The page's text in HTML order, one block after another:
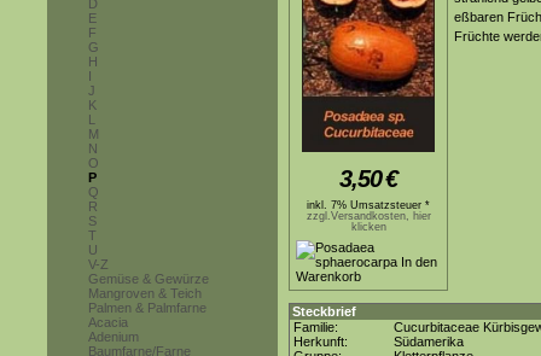
D
E
F
G
H
I
J
K
L
M
N
O
P
Q
R
S
T
U
V-Z
Gemüse & Gewürze
Mangroven & Teich
Palmen & Palmfarne
Acacia
Adenium
Baumfarne/Farne
3,50€
inkl. 7% Umsatzsteuer *
zzgl.Versandkosten, hier
klicken
eßbaren
Früchte
Steckbrief
Familie:
Cucurbitaceae
Herkunft:
Südamerika